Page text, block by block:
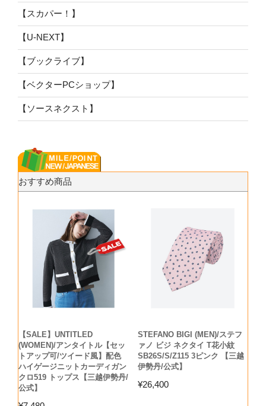
【スカパー！】
【U-NEXT】
【ブックライブ】
【ベクターPCショップ】
【ソースネクスト】
おすすめ商品
【SALE】UNTITLED
(WOMEN)/アンタイトル【セッ
トアップ可/ツイード風】配色
ハイゲージニットカーディガン
クロ519 トップス【三越伊勢丹/
公式】
STEFANO BIGI (MEN)/ステフ
ァノ ビジ ネクタイ T花小紋
SB26S/S/Z115 3ピンク 【三越
伊勢丹/公式】
¥26,400